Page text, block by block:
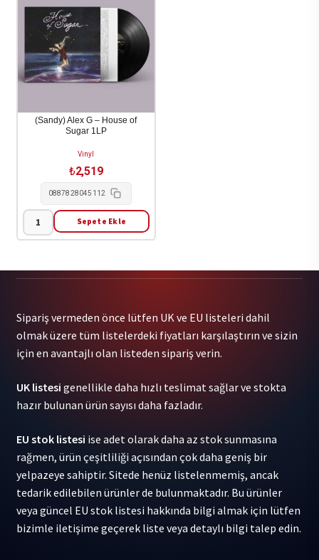
-
Drink
[********]
2LP
(Sandy) Alex G – House of
Sugar 1LP
Vinyl
₺2,519
0887828045112
(Sandy)
of
Sugar
1LP
Sepete Ekle
Sipariş vermeden önce lütfen UK ve EU listeleri dahil
olmak üzere tüm listelerdeki fiyatları karşılaştırın ve sizin
için en avantajlı olan listeden sipariş verin.
UK listesi genellikle daha hızlı teslimat sağlar ve stokta
hazır bulunan ürün sayısı daha fazladır.
EU stok listesi ise adet olarak daha az stok sunmasına
rağmen, ürün çeşitliliği açısından çok daha geniş bir
yelpazeye sahiptir. Sitede henüz listelenmemiş, ancak
tedarik edilebilen ürünler de bulunmaktadır. Bu ürünler
veya güncel EU stok listesi hakkında bilgi almak için lütfen
bizimle iletişime geçerek liste veya detaylı bilgi talep edin.